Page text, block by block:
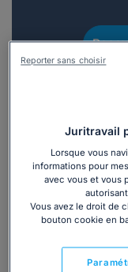
Vous
Juritravail
Lorsque vous
informations pour
avec vous et vous
Vous avez le droit de
bouton cookie en
Reporter sans choisir